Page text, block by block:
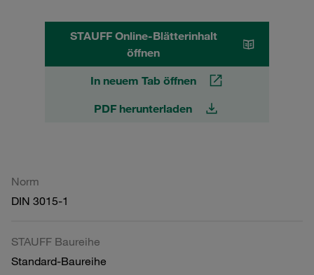
STAUFF Online-Blätterinhalt
öffnen
In neuem Tab öffnen
PDF herunterladen
Norm
DIN 3015-1
STAUFF Baureihe
Standard-Baureihe